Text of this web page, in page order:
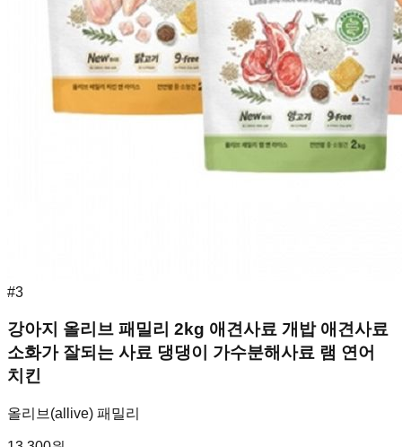
#3
강아지 올리브 패밀리 2kg 애견사료 개밥 애견사료
소화가 잘되는 사료 댕댕이 가수분해사료 램 연어
치킨
올리브(allive) 패밀리